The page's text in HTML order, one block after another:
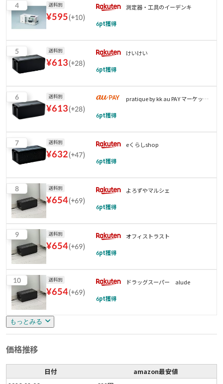
4 送料別
¥595(+10)
測定器・工具のイーデンキ
6pt獲得
5 送料別
¥613(+28)
けいけい
6pt獲得
6 送料別
¥613(+28)
pratique by kk au PAY マーケット
6pt獲得
7 送料別
¥632(+47)
eくらしshop
6pt獲得
8 送料別
¥654(+69)
よろずやマルシェ
6pt獲得
9 送料別
¥654(+69)
オフィストラスト
6pt獲得
10 送料別
¥654(+69)
ドラッグスーパー alude
6pt獲得
もっとみる
価格推移
日付
amazon最安値